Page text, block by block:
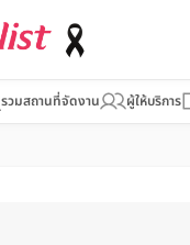
รวมสถานที่จัดงาน ผู้ให้บริการ